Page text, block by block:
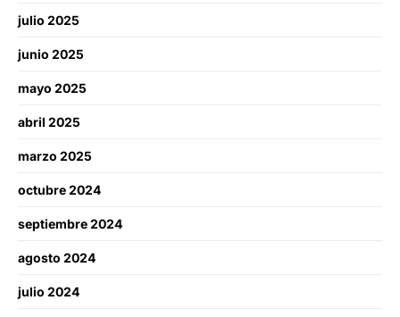
julio 2025
junio 2025
mayo 2025
abril 2025
marzo 2025
octubre 2024
septiembre 2024
agosto 2024
julio 2024